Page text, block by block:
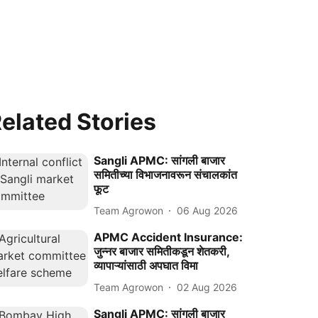
Stories
Sangli APMC: सांगली बाजार
समितीच्या विभाजनावरून संचालकांत
फूट
Team Agrowon 06 Aug 2026
APMC Accident Insurance:
जुन्नर बाजार समितीकडून शेतकरी,
व्यापाऱ्यांसाठी अपघात विमा
Team Agrowon 02 Aug 2026
Sangli APMC: सांगली बाजार